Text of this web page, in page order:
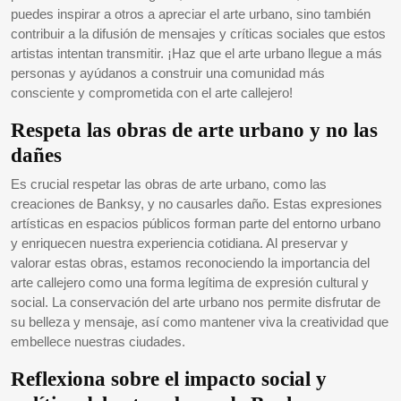
puedes inspirar a otros a apreciar el arte urbano, sino también
contribuir a la difusión de mensajes y críticas sociales que estos
artistas intentan transmitir. ¡Haz que el arte urbano llegue a más
personas y ayúdanos a construir una comunidad más
consciente y comprometida con el arte callejero!
Respeta las obras de arte urbano y no las
dañes
Es crucial respetar las obras de arte urbano, como las
creaciones de Banksy, y no causarles daño. Estas expresiones
artísticas en espacios públicos forman parte del entorno urbano
y enriquecen nuestra experiencia cotidiana. Al preservar y
valorar estas obras, estamos reconociendo la importancia del
arte callejero como una forma legítima de expresión cultural y
social. La conservación del arte urbano nos permite disfrutar de
su belleza y mensaje, así como mantener viva la creatividad que
embellece nuestras ciudades.
Reflexiona sobre el impacto social y